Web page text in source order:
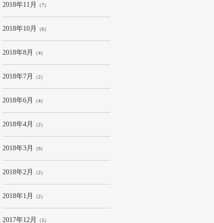
2018年11月 （7）
2018年10月 （6）
2018年8月 （4）
2018年7月 （2）
2018年6月 （4）
2018年4月 （2）
2018年3月 （9）
2018年2月 （2）
2018年1月 （2）
2017年12月 （5）